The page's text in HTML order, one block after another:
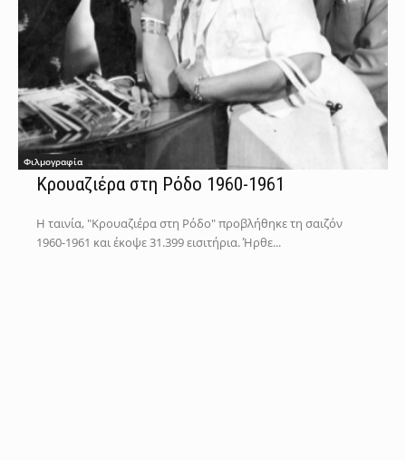
Φιλμογραφία
Κρουαζιέρα στη Ρόδο 1960-1961
Η ταινία, "Κρουαζιέρα στη Ρόδο" προβλήθηκε τη σαιζόν
1960-1961 και έκοψε 31.399 εισιτήρια. Ήρθε...